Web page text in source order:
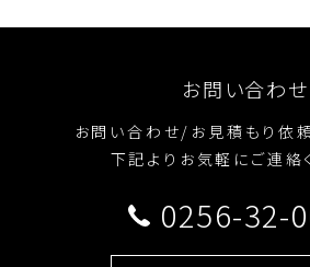
お問い合わせ
お問い合わせ/お見積もり依
下記よりお気軽にご連絡
0256-32-